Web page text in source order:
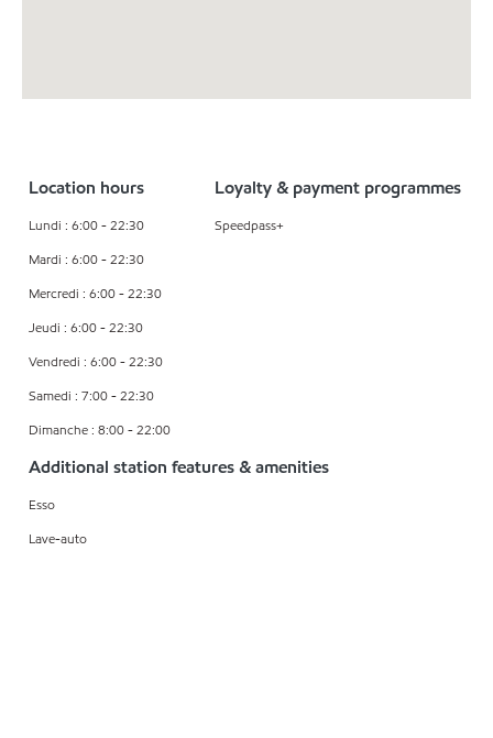
Location hours
Lundi : 6:00 - 22:30
Mardi : 6:00 - 22:30
Mercredi : 6:00 - 22:30
Jeudi : 6:00 - 22:30
Vendredi : 6:00 - 22:30
Samedi : 7:00 - 22:30
Dimanche : 8:00 - 22:00
Loyalty & payment programmes
Speedpass+
Additional station features & amenities
Esso
Lave-auto